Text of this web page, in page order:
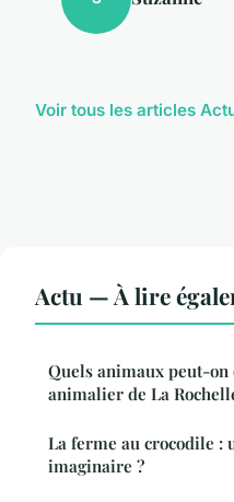
Voir tous les articles
Actu — À lire
Quels animaux peut-
animalier de La
La ferme au crocodile :
imaginaire ?